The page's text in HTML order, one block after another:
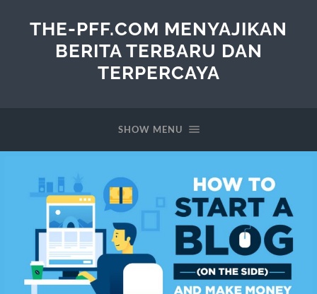
THE-PFF.COM MENYAJIKAN
BERITA TERBARU DAN
TERPERCAYA
SHOW MENU